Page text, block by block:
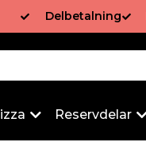
Delbetalning
Reservdelar